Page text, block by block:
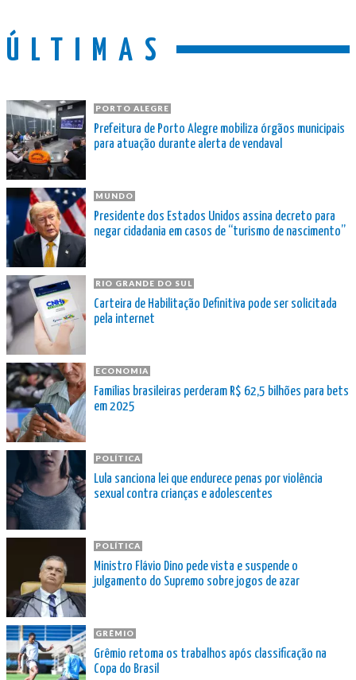
ÚLTIMAS
PORTO ALEGRE
Prefeitura de Porto Alegre mobiliza órgãos municipais
para atuação durante alerta de vendaval
MUNDO
Presidente dos Estados Unidos assina decreto para
negar cidadania em casos de “turismo de nascimento”
RIO GRANDE DO SUL
Carteira de Habilitação Definitiva pode ser solicitada
pela internet
ECONOMIA
Famílias brasileiras perderam R$ 62,5 bilhões para bets
em 2025
POLÍTICA
Lula sanciona lei que endurece penas por violência
sexual contra crianças e adolescentes
POLÍTICA
Ministro Flávio Dino pede vista e suspende o
julgamento do Supremo sobre jogos de azar
GRÊMIO
Grêmio retoma os trabalhos após classificação na
Copa do Brasil